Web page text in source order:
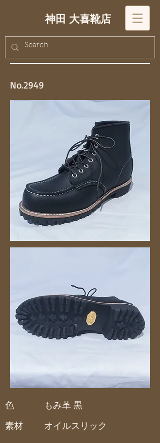
神田 大喜靴店
No.2949
色
素材
もみ革 黒
オイルスリック